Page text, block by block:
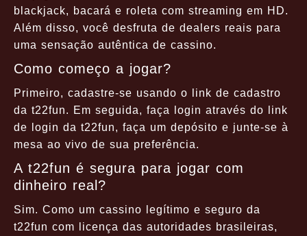
blackjack, bacará e roleta com streaming em HD.
Além disso, você desfruta de dealers reais para
uma sensação autêntica de cassino.
Como começo a jogar?
Primeiro, cadastre-se usando o link de cadastro
da t22fun. Em seguida, faça login através do link
de login da t22fun, faça um depósito e junte-se à
mesa ao vivo de sua preferência.
A t22fun é segura para jogar com
dinheiro real?
Sim. Como um cassino legítimo e seguro da
t22fun com licença das autoridades brasileiras,